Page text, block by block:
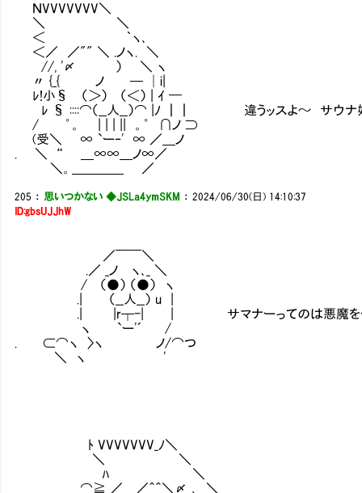
ＮVVVVVVV＼
＼ ＼
＜ ｀ヽ､
＜／ ／"" ＼ .ノヽ. ＼
//, '〆 ） ＼ ヽ
〃 {_{ ノ ─ │i|
ﾚ!小§ （＞） （＜） | ｲ ━
ﾚ § ::::⌒（__人__）⌒ |ﾉ ┃┃ 違うッスよ～ サウナ好き
/ ゜。 | | | || 。゜ ∩ノ ⊃
(受＼ ∞ `ー‐' ∞ ／＿ノ
. ＼ “ ＿∞∞＿ノ∞／
＼。＿＿＿＿ ／
205 ： 思いつかない ◆JSLa4ymSKM ：2024/06/30(日) 14:10:37
ID:gbsUJJhW
／￣￣＼
.／ _ノ ヽ､_ ＼
/ （●） （●） ヽ
.| （__人__） u |
.| |r┬-| | サマナーってのは悪魔を使役し
ヽ `ー'´ /
. ⊂⌒ヽ 〉ヽ ノ/⌒つ
＼ ヽ '
ﾄ VVVVVVV_ﾉ＼
＼ ＼
ﾊ ＼
⌒≧ ／ ／＾＾＼〆 ､ ＼